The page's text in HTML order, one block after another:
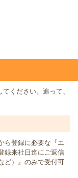
ください。追って、
ら登録に必要な『エ
録来社日迄にご返信
ど）』のみで受付可